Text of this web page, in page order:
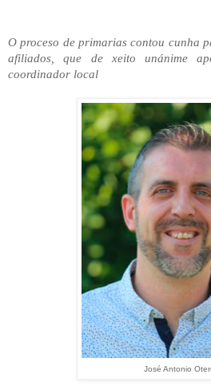
O proceso de primarias contou cunha
afiliados, que de xeito unánime
coordinador local
José Antonio